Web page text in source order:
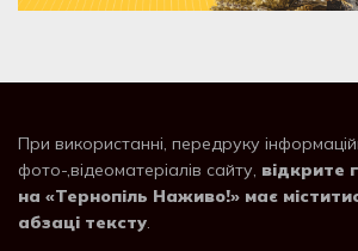
При використанні, передруку
фото-,відеоматеріалів сайту, відкрите
на «Тернопіль Наживо!» має
абзаці тексту.